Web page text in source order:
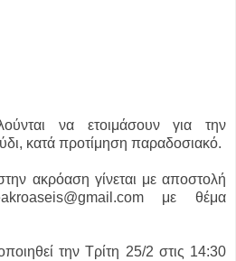
να ετοιμάσουν για την
κατά προτίμηση παραδοσιακό.
ακρόαση γίνεται με αποστολή
με θέμα
την Τρίτη 25/2 στις 14:30